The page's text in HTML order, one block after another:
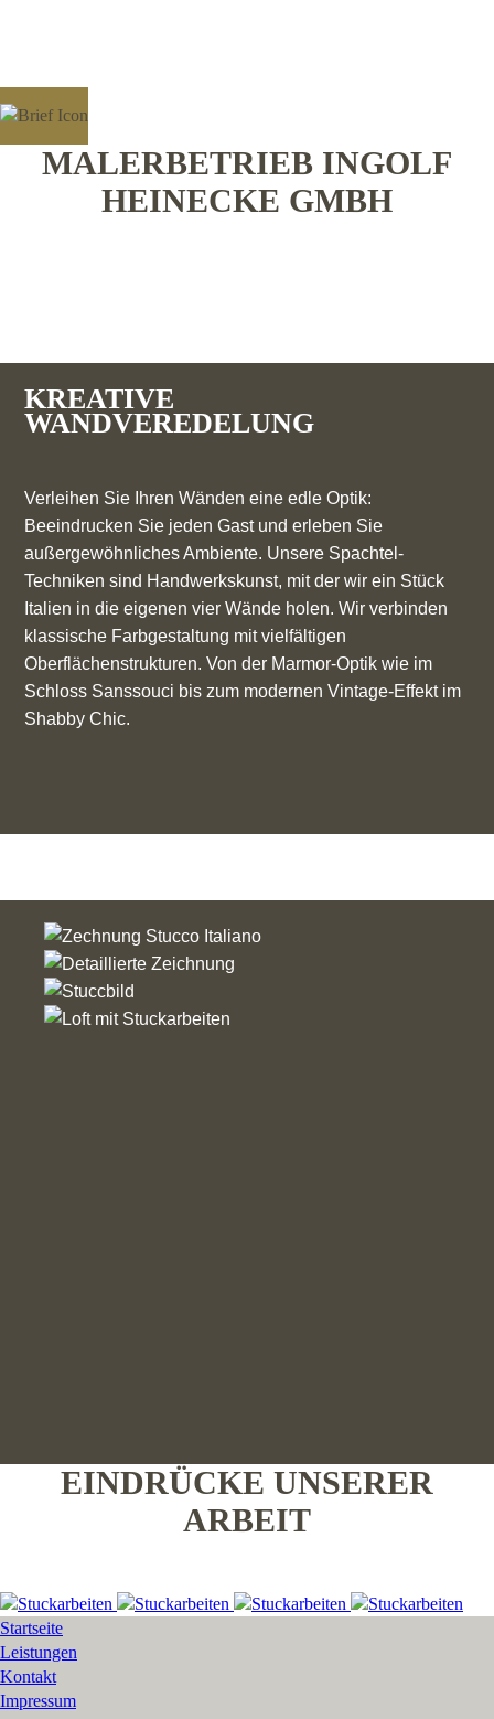
MALERBETRIEB INGOLF
HEINECKE GMBH
KREATIVE
WANDVEREDELUNG
Verleihen Sie Ihren Wänden eine edle Optik:
Beeindrucken Sie jeden Gast und erleben Sie
außergewöhnliches Ambiente. Unsere Spachtel-
Techniken sind Handwerkskunst, mit der wir ein Stück
Italien in die eigenen vier Wände holen. Wir verbinden
klassische Farbgestaltung mit vielfältigen
Oberflächenstrukturen. Von der Marmor-Optik wie im
Schloss Sanssouci bis zum modernen Vintage-Effekt im
Shabby Chic.
EINDRÜCKE UNSERER
ARBEIT
Startseite
Leistungen
Kontakt
Impressum